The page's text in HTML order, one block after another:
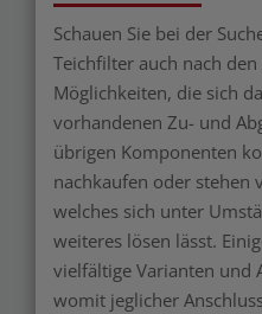
Schauen Sie bei der
Teichfilter auch nach
Möglichkeiten, die sich
vorhandenen Zu- und
übrigen Komponenten
nachkaufen oder stehen
welches sich unter
weiteres lösen lässt.
vielfältige Varianten und
womit jeglicher